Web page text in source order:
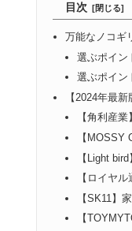
目次
万能なノコギ
選ぶポイン
選ぶポイン
【2024年最
【角利産
【MOSSY
【Light
【ロイヤ
【SK11】
【